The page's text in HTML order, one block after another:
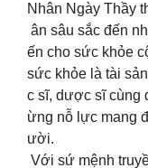
Nhân Ngày Thầy
ân sâu sắc đến
ến cho sức khỏe
sức khỏe là tài
c sĩ, dược sĩ cùng
ừng nỗ lực mang
ười.
Với sứ mệnh